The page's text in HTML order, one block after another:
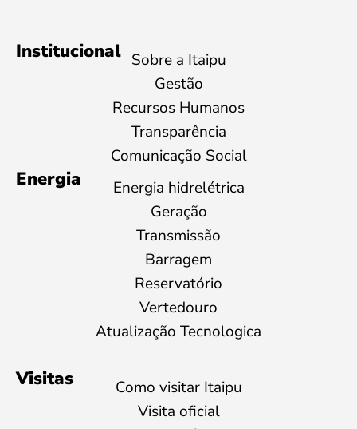
Institucional Sobre a Itaipu
Gestão
Recursos Humanos
Transparência
Comunicação Social
Energia
Energia hidrelétrica
Geração
Transmissão
Barragem
Reservatório
Vertedouro
Atualização Tecnologica
Visitas
Como visitar Itaipu
Visita oficial